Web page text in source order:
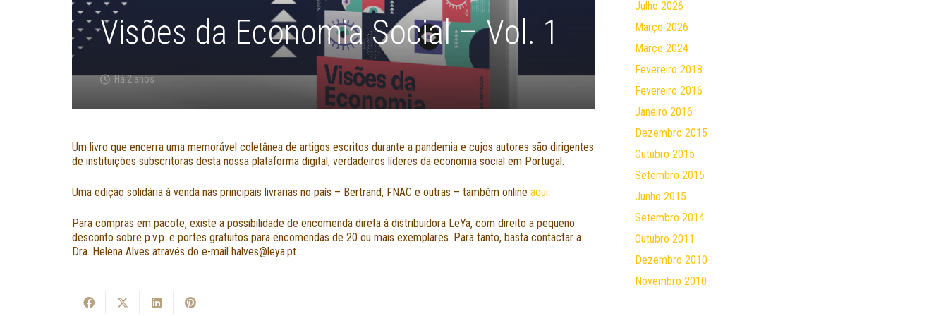
Visões da Economia Social – Vol. 1
Há 2 anos
Um livro que encerra uma memorável coletânea de artigos escritos durante a pandemia e cujos autores são dirigentes
de instituições subscritoras desta nossa plataforma digital, verdadeiros líderes da economia social em Portugal.
Uma edição solidária à venda nas principais livrarias no país – Bertrand, FNAC e outras – também online aqui.
Para compras em pacote, existe a possibilidade de encomenda direta à distribuidora LeYa, com direito a pequeno
desconto sobre p.v.p. e portes gratuitos para encomendas de 20 ou mais exemplares. Para tanto, basta contactar a
Dra. Helena Alves através do e-mail halves@leya.pt.
Julho 2026
Março 2026
Março 2024
Fevereiro 2018
Fevereiro 2016
Janeiro 2016
Dezembro 2015
Outubro 2015
Setembro 2015
Junho 2015
Setembro 2014
Outubro 2011
Dezembro 2010
Novembro 2010